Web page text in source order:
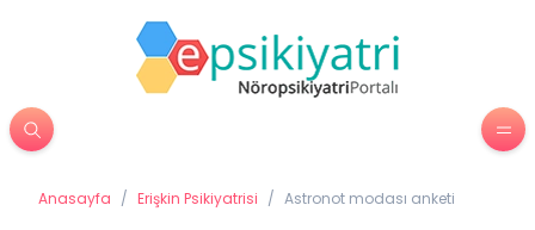
Anasayfa / Erişkin Psikiyatrisi / Astronot modası anketi